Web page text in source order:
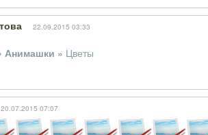
22.09.2015 03:33
Анимашки » Цветы
20.07.2015 07:07